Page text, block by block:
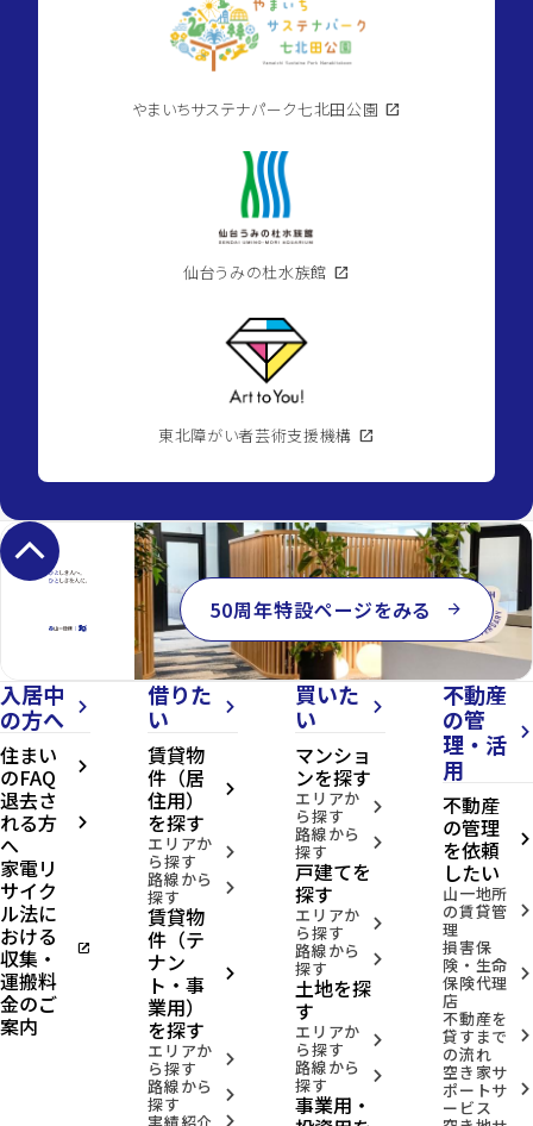
ア
長
命
4
directions_walk仙
台
地
鉄
南
北
線/
八
乙
女
駅
space_dashboard
175.23m²
currency_yen 1,870
万
円
domain セ
キ
ュ
レ
ア
長
命
ケ
丘
2
号
地
location_on 宮
城
県
仙
台
市
泉
やまいちサステナパーク七北田公園 open_in_new
仙台うみの杜水族館 open_in_new
東北障がい者芸術支援機構 open_in_new
keyboard_arrow_up
50周年特設ページをみる arrow_forward
入居中
の方へ
arrow_forward_ios
住まい
のFAQ arrow_forward_ios
退去さ
れる方
へ
arrow_forward_ios
家電リ
サイク
ル法に
おける
収集・
運搬料
金のご
案内
open_in_new
借りた
い
arrow_forward_ios
賃貸物
件（居
住用）
を探す
arrow_forward_ios
エリアか
ら探す arrow_forward_ios
路線から
探す arrow_forward_ios
賃貸物
件（テ
ナン
ト・事
業用）
を探す
arrow_forward_ios
エリアか
ら探す arrow_forward_ios
路線から
探す arrow_forward_ios
arrow_forward_ios
買いた
い
arrow_forward_ios
マンショ
ンを探す
エリアか
ら探す arrow_forward_ios
路線から
探す arrow_forward_ios
戸建てを
探す
エリアか
ら探す arrow_forward_ios
路線から
探す arrow_forward_ios
土地を探
す
エリアか
ら探す arrow_forward_ios
路線から
探す arrow_forward_ios
事業用・
不動産
の管
理・活
用
arrow_forward_ios
不動産
の管理
を依頼
したい
arrow_forward_ios
山一地所
の賃貸管
理
arrow_forward_ios
損害保
険・生命
保険代理
店
arrow_forward_ios
不動産を
貸すまで
の流れ
arrow_forward_ios
空き家サ
ポートサ
ービス
arrow_forward_ios